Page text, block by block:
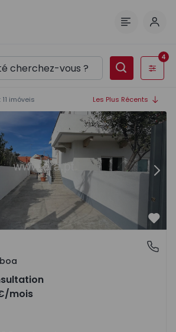
Filtres
4
: 11 imóveis Les Plus Récents
Amoreira - 1574097 - 13
/mois